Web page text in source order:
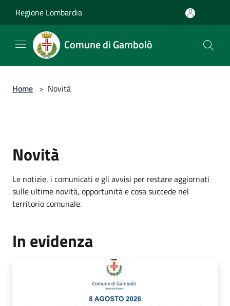
Regione Lombardia
Comune di Gambolò
Home > Novità
Novità
Le notizie, i comunicati e gli avvisi per restare aggiornati
sulle ultime novità, opportunità e cosa succede nel
territorio comunale.
In evidenza